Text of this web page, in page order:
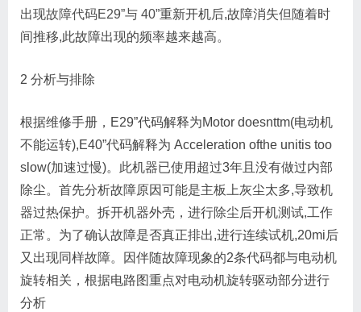
出现故障代码E29”与 40”重新开机后,故障消失但随着时
间推移,此故障出现的频率越来越高。
2 分析与排除
根据维修手册，E29”代码解释为Motor doesnttm(电动机
不能运转),E40”代码解释为 Acceleration ofthe unitis too
slow(加速过慢)。此机器已使用超过3年且没有做过内部
除尘。首先分析故障原因可能是主板上灰尘太多,导致机
器过热保护。拆开机器外壳，进行除尘后开机测试,工作
正常。为了确认故障是否真正排出,进行连续试机,20mi后
又出现同样故障。因伴随故障现象的2条代码都与电动机
旋转相关，根据电路图重点对电动机旋转驱动部分进行
分析